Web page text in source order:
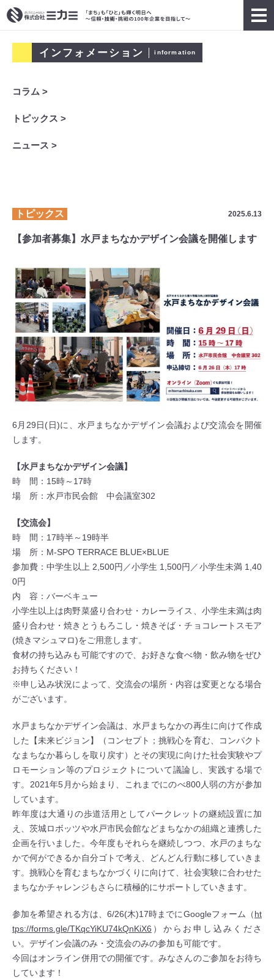
インフォメーション information
コラム >
トピックス >
ニュース >
トピックス 2025.6.13
【参加者募集】水戸まちなかデザイン会議を開催します
6月29日(日)に、水戸まちなかデザイン会議および交流会を開催
します。
【水戸まちなかデザイン会議】
時 間：15時～17時
場 所：水戸市民会館 中会議室302
【交流会】
時 間：17時半～19時半
場 所：M-SPO TERRACE BLUE×BLUE
参加費：中学生以上 2,500円／小学生 1,500円／小学生未満 1,40
0円
内 容：バーベキュー
小学生以上は肉野菜盛り合わせ・カレーライス、小学生未満は肉
盛り合わせ・焼きとうもろこし・焼きそば・チョコレートスモア
(焼きマシュマロ)をご用意します。
食材の持ち込みも可能ですので、お好きな食べ物・飲み物をぜひ
お持ちください！
※申し込み状況によって、交流会の場所・内容は変更となる場合
がございます。
水戸まちなかデザイン会議は、水戸まちなかの再生に向けて作成
した【未来ビジョン】（コンセプト；挑戦心を育む、コンパクト
なまちなか暮らしを取り戻す）とその実現に向けた社会実験やプ
ロモーション等のプロジェクトについて議論し、実践する場で
す。2021年5月から始まり、これまでにのべ800人弱の方が参加
しています。
昨年度は大通りの歩道活用としてパークレットの継続設置に加
え、茨城ロボッツや水戸市民会館などまちなかの組織と連携した
企画を行いました。今年度もそれらを継続しつつ、水戸のまちな
かで何ができるか自分ゴトで考え、どんどん行動に移していきま
す。挑戦心を育むまちなかづくりに向けて、社会実験に合わせた
まちなかチャレンジもさらに積極的にサポートしていきます。
参加を希望される方は、6/26(木)17時までにGoogleフォーム（ht
tps://forms.gle/TKqcYiKU74kQnKiX6 ）からお申し込みくださ
い。デザイン会議のみ・交流会のみの参加も可能です。
今回はオンライン併用での開催です。みなさんのご参加をお待ち
しています！